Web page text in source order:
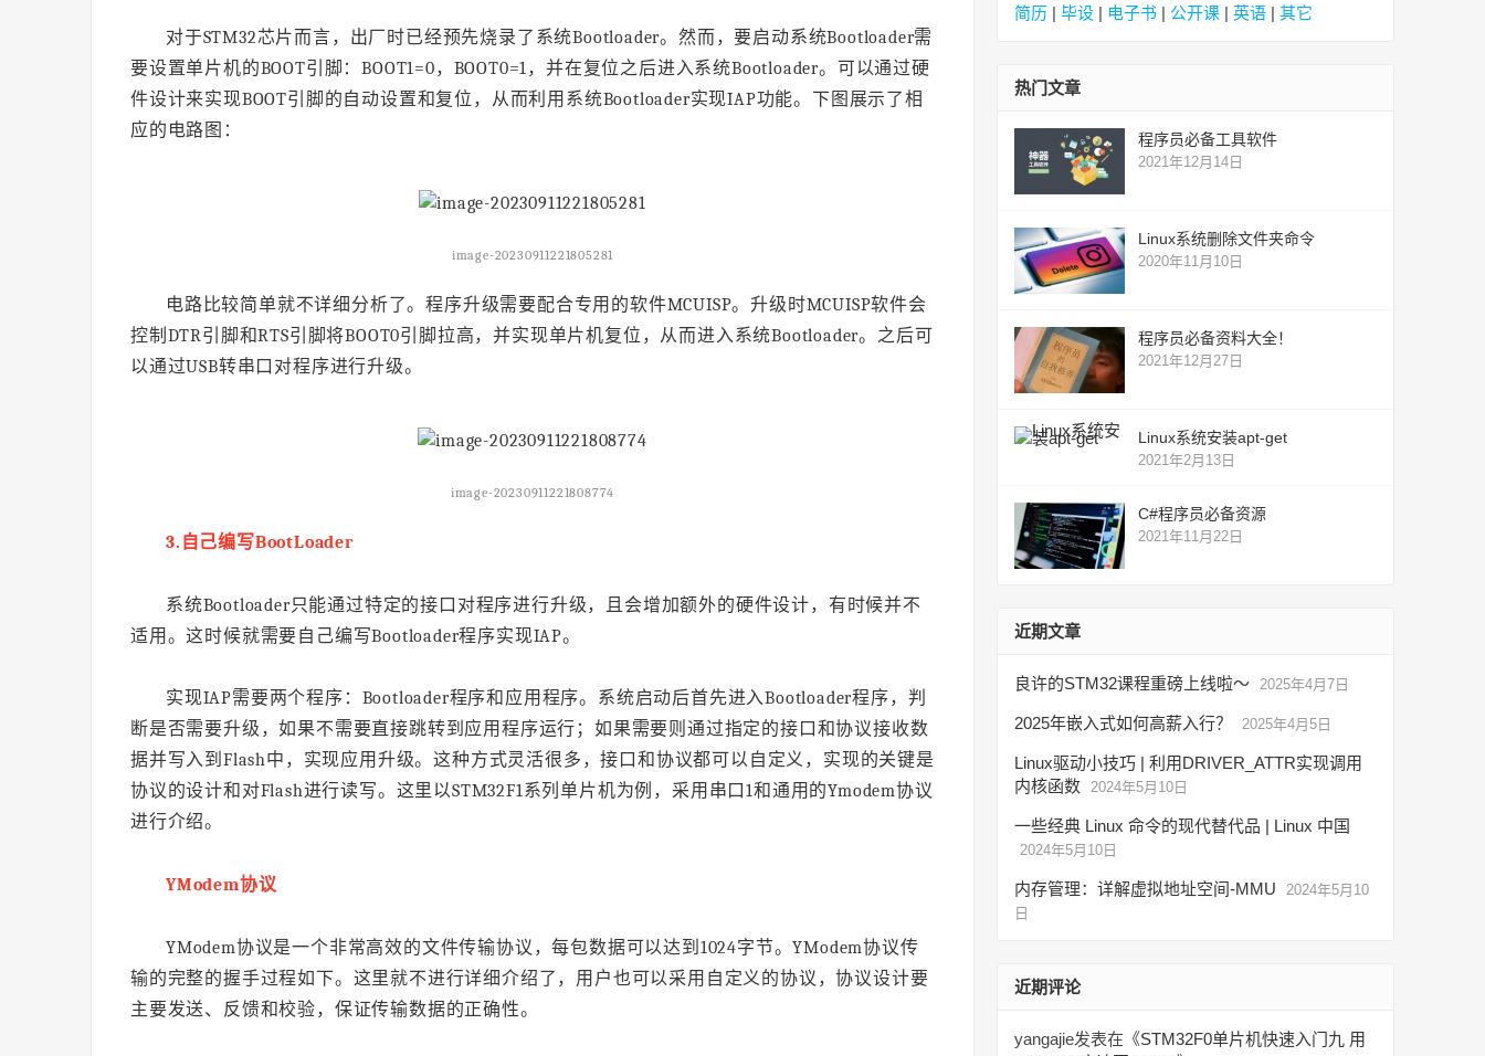
对于STM32芯片而言，出厂时已经预先烧录了系统Bootloader。然而，要启动系统Bootloader需
要设置单片机的BOOT引脚：BOOT1=0，BOOT0=1，并在复位之后进入系统Bootloader。可以通过硬
件设计来实现BOOT引脚的自动设置和复位，从而利用系统Bootloader实现IAP功能。下图展示了相
应的电路图：
image-20230911221805281
电路比较简单就不详细分析了。程序升级需要配合专用的软件MCUISP。升级时MCUISP软件会
控制DTR引脚和RTS引脚将BOOT0引脚拉高，并实现单片机复位，从而进入系统Bootloader。之后可
以通过USB转串口对程序进行升级。
image-20230911221808774
3. 自己编写BootLoader
系统Bootloader只能通过特定的接口对程序进行升级，且会增加额外的硬件设计，有时候并不
适用。这时候就需要自己编写Bootloader程序实现IAP。
实现IAP需要两个程序：Bootloader程序和应用程序。系统启动后首先进入Bootloader程序，判
断是否需要升级，如果不需要直接跳转到应用程序运行；如果需要则通过指定的接口和协议接收数
据并写入到Flash中，实现应用升级。这种方式灵活很多，接口和协议都可以自定义，实现的关键是
协议的设计和对Flash进行读写。这里以STM32F1系列单片机为例，采用串口1和通用的Ymodem协议
进行介绍。
YModem协议
YModem协议是一个非常高效的文件传输协议，每包数据可以达到1024字节。YModem协议传
输的完整的握手过程如下。这里就不进行详细介绍了，用户也可以采用自定义的协议，协议设计要
主要发送、反馈和校验，保证传输数据的正确性。
简历 | 毕设 | 电子书 | 公开课 | 英语 | 其它
热门文章
程序员必备工具软件
2021年12月14日
Linux系统删除文件夹命令
2020年11月10日
程序员必备资料大全！
2021年12月27日
Linux系统安装apt-get
2021年2月13日
C#程序员必备资源
2021年11月22日
近期文章
良许的STM32课程重磅上线啦～ 2025年4月7日
2025年嵌入式如何高薪入行？ 2025年4月5日
Linux驱动小技巧 | 利用DRIVER_ATTR实现调用
内核函数 2024年5月10日
一些经典 Linux 命令的现代替代品 | Linux 中国
2024年5月10日
内存管理：详解虚拟地址空间-MMU
2024年5月10
日
近期评论
yangajie发表在《STM32F0单片机快速入门九 用